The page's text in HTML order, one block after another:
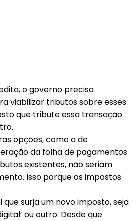
o governo precisa
viabilizar tributos sobre esses
que tribute essa transação
opções, como a de
da folha de pagamentos
existentes, não seriam
Isso porque os impostos
surja um novo imposto, seja
ou outro. Desde que